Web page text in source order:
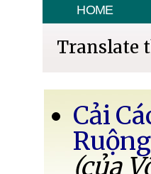
HOME
Translate
Cải
(của